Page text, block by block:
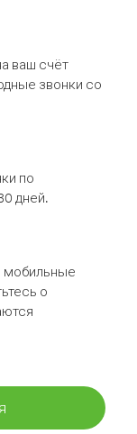
ваш счёт
звонки со
по
дней.
мобильные
о